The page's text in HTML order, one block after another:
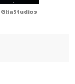
GliaStudios